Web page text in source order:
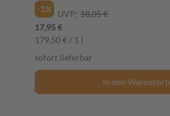
-1%
UVP: 18,05 €
17,95 €
179,50 € / 1 l
sofort lieferbar
In den Warenkorb